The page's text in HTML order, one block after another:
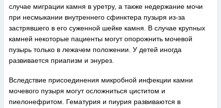
случае миграции камня в уретру, а также недержание мочи
при несмыкании внутреннего сфинктера пузыря из-за
застрявшего в его суженной шейке камня. В случае крупных
камней некоторые пациенты могут опорожнить мочевой
пузырь только в лежачем положении. У детей иногда
развивается приапизм и энурез.
Вследствие присоединения микробной инфекции камни
мочевого пузыря могут осложниться циститом и
пиелонефритом. Гематурия и пиурия развиваются в